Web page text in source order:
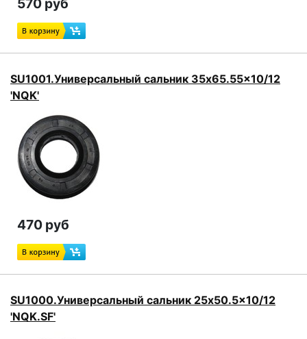
570 руб
SU1001.Универсальный сальник 35x65.55x10/12
'NQK'
470 руб
SU1000.Универсальный сальник 25x50.5x10/12
'NQK.SF'